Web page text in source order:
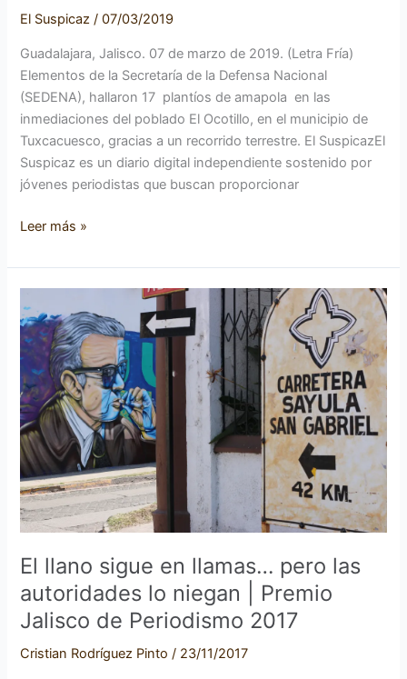
El Suspicaz/07/03/2019
Guadalajara, Jalisco. 07 de marzo de 2019. (Letra Fría)
Elementos de la Secretaría de la Defensa Nacional
(SEDENA), hallaron 17 plantíos de amapola en las
inmediaciones del poblado El Ocotillo, en el municipio de
Tuxcacuesco, gracias a un recorrido terrestre. El SuspicazEl
Suspicaz es un diario digital independiente sostenido por
jóvenes periodistas que buscan proporcionar
Leer más »
El llano sigue en llamas… pero las
autoridades lo niegan | Premio
Jalisco de Periodismo 2017
Cristian Rodríguez Pinto/ 23/11/2017
llano
sigue
en
llamas…
pero
las
autoridades
lo
niegan
|
Jalisco
Periodismo
2017